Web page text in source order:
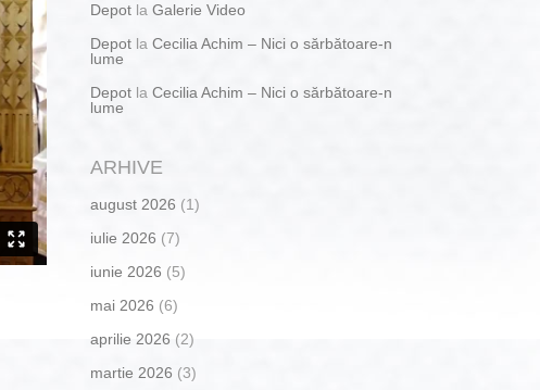
Depot la Galerie Video
Depot la Cecilia Achim – Nici o sărbătoare-n
lume
Depot la Cecilia Achim – Nici o sărbătoare-n
lume
ARHIVE
august 2026 (1)
iulie 2026 (7)
iunie 2026 (5)
mai 2026 (6)
aprilie 2026 (2)
martie 2026 (3)